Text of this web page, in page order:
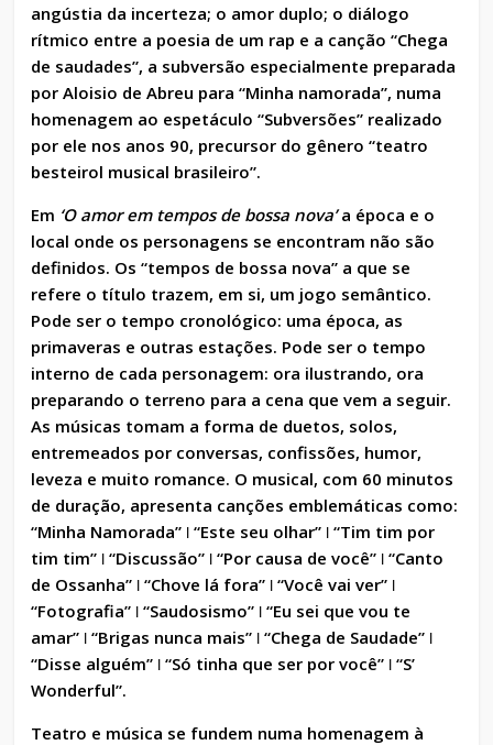
angústia da incerteza; o amor duplo; o diálogo
rítmico entre a poesia de um rap e a canção “Chega
de saudades”, a subversão especialmente preparada
por Aloisio de Abreu para “Minha namorada”, numa
homenagem ao espetáculo “Subversões” realizado
por ele nos anos 90, precursor do gênero “teatro
besteirol musical brasileiro”.
Em ‘O amor em tempos de bossa nova’a época e o
local onde os personagens se encontram não são
definidos. Os “tempos de bossa nova” a que se
refere o título trazem, em si, um jogo semântico.
Pode ser o tempo cronológico: uma época, as
primaveras e outras estações. Pode ser o tempo
interno de cada personagem: ora ilustrando, ora
preparando o terreno para a cena que vem a seguir.
As músicas tomam a forma de duetos, solos,
entremeados por conversas, confissões, humor,
leveza e muito romance. O musical, com 60 minutos
de duração, apresenta canções emblemáticas como:
“Minha Namorada” ǀ “Este seu olhar” ǀ “Tim tim por
tim tim” ǀ “Discussão” ǀ “Por causa de você” ǀ “Canto
de Ossanha” ǀ “Chove lá fora” ǀ “Você vai ver” ǀ
“Fotografia” ǀ “Saudosismo” ǀ “Eu sei que vou te
amar” ǀ “Brigas nunca mais” ǀ “Chega de Saudade” ǀ
“Disse alguém” ǀ “Só tinha que ser por você” ǀ “S’
Wonderful”.
Teatro e música se fundem numa homenagem à